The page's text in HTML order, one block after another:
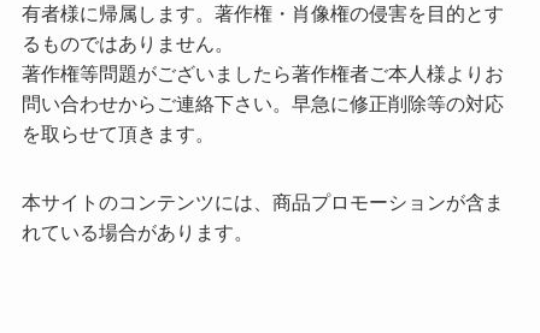
有者様に帰属します。著作権・肖像権の侵害を目的とす
るものではありません。
著作権等問題がございましたら著作権者ご本人様よりお
問い合わせからご連絡下さい。早急に修正削除等の対応
を取らせて頂きます。
本サイトのコンテンツには、商品プロモーションが含ま
れている場合があります。